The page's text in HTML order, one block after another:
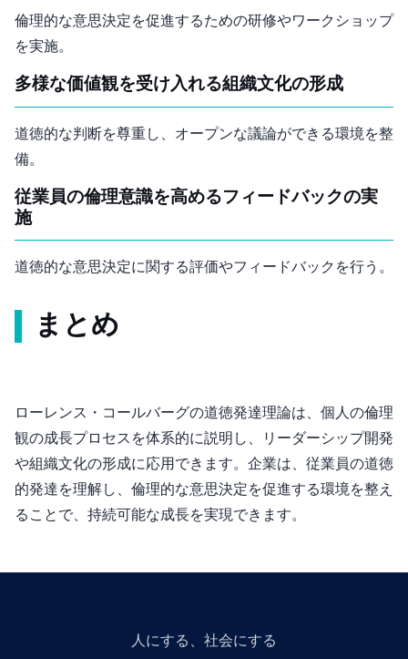
倫理的な意思決定を促進するための研修やワークショップ
を実施。
多様な価値観を受け入れる組織文化の形成
道徳的な判断を尊重し、オープンな議論ができる環境を整
備。
従業員の倫理意識を高めるフィードバックの実
施
道徳的な意思決定に関する評価やフィードバックを行う。
まとめ
ローレンス・コールバーグの道徳発達理論は、個人の倫理
観の成長プロセスを体系的に説明し、リーダーシップ開発
や組織文化の形成に応用できます。企業は、従業員の道徳
的発達を理解し、倫理的な意思決定を促進する環境を整え
ることで、持続可能な成長を実現できます。
人にGiveする、社会にGiveする